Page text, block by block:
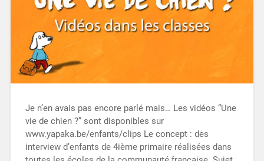
Je n’en avais pas encore parlé mais… Les vidéos “Une
vie de chien ?” sont disponibles sur
www.yapaka.be/enfants/clips Le concept : des
interview d’enfants de 4ième primaire réalisées dans